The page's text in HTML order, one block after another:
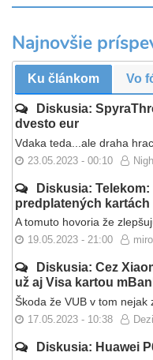
Najnovšie
Ku článkom Vo
Diskusia:
dvesto eur
Vdaka teda...ale draha
23.05.2023 - 00:10
Diskusia:
predplatených
A tomuto hovoria že
19.05.2023 - 21:00 miro
Diskusia: Cez
už aj Visa kartou
Škoda že VUB v tom nejak
17.05.2023 - 10:38 Dezi
Diskusia: Huawei